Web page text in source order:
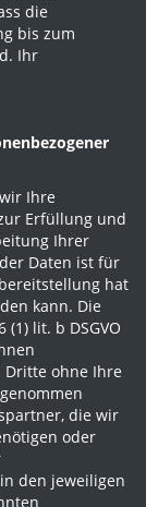
die
bis zum
Ihr
Ihre
Erfüllung und
Ihrer
Daten ist für
hat
kann. Die
lit. b DSGVO
Dritte ohne Ihre
die wir
oder
den jeweiligen